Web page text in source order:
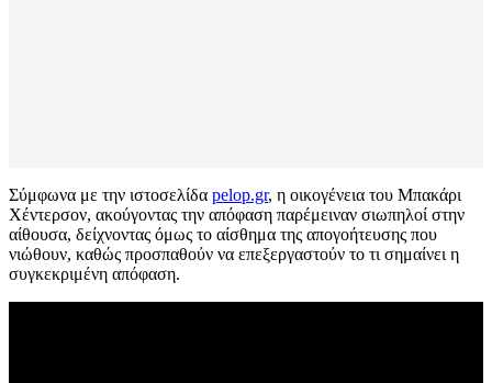
Σύμφωνα με την ιστοσελίδα pelop.gr, η οικογένεια του Μπακάρι
Χέντερσον, ακούγοντας την απόφαση παρέμειναν σιωπηλοί στην
αίθουσα, δείχνοντας όμως το αίσθημα της απογοήτευσης που
νιώθουν, καθώς προσπαθούν να επεξεργαστούν το τι σημαίνει η
συγκεκριμένη απόφαση.